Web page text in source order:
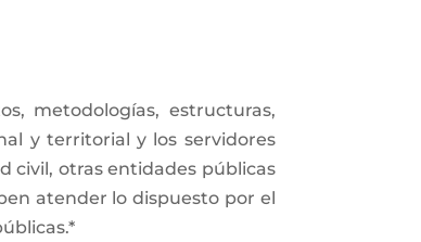
metodologías, estructuras,
y territorial y los servidores
civil, otras entidades públicas
atender lo dispuesto por el